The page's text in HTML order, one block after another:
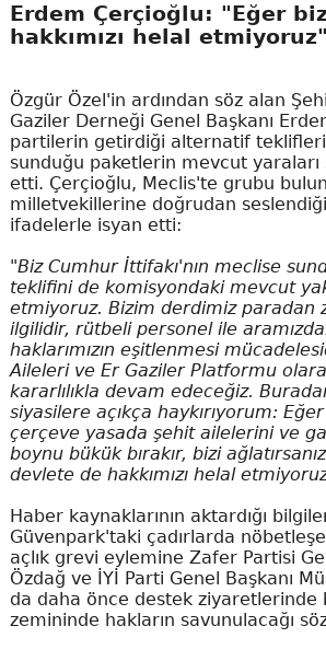
Erdem Çerçioğlu: "Eğer
hakkımızı helal etmiyoruz"
Özgür Özel'in ardından söz alan
Gaziler Derneği Genel Başkanı
partilerin getirdiği alternatif
sunduğu paketlerin mevcut yaraları
etti. Çerçioğlu, Meclis'te grubu
milletvekillerine doğrudan
ifadelerle isyan etti:
"Biz Cumhur İttifakı'nın meclise
teklifini de komisyondaki mevcut
etmiyoruz. Bizim derdimiz paradan
ilgilidir, rütbeli personel ile
haklarımızın eşitlenmesi
Aileleri ve Er Gaziler Platformu
kararlılıkla devam edeceğiz.
siyasilere açıkça haykırıyorum:
çerçeve yasada şehit ailelerini ve
boynu bükük bırakır, bizi
devlete de hakkımızı helal
Haber kaynaklarının aktardığı
Güvenpark'taki çadırlarda
açlık grevi eylemine Zafer Partisi
Özdağ ve İYİ Parti Genel Başkanı
da daha önce destek ziyaretlerinde
zemininde hakların savunulacağı